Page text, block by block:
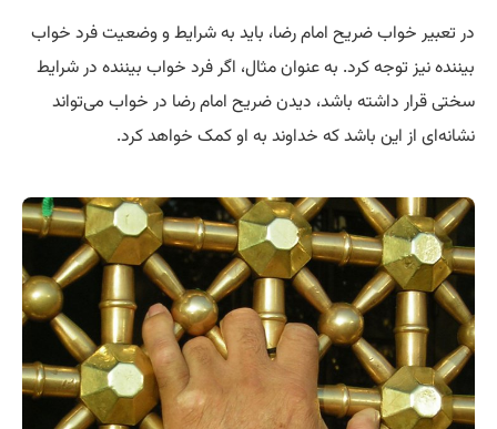
در تعبیر خواب ضریح امام رضا، باید به شرایط و وضعیت فرد خواب
بیننده نیز توجه کرد. به عنوان مثال، اگر فرد خواب بیننده در شرایط
سختی قرار داشته باشد، دیدن ضریح امام رضا در خواب می‌تواند
نشانه‌ای از این باشد که خداوند به او کمک خواهد کرد.